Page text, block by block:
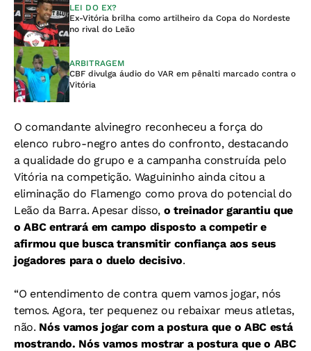
LEI DO EX?
Ex-Vitória brilha como artilheiro da Copa do Nordeste
no rival do Leão
ARBITRAGEM
CBF divulga áudio do VAR em pênalti marcado contra o
Vitória
O comandante alvinegro reconheceu a força do
elenco rubro-negro antes do confronto, destacando
a qualidade do grupo e a campanha construída pelo
Vitória na competição. Waguininho ainda citou a
eliminação do Flamengo como prova do potencial do
Leão da Barra.Apesar disso, o treinador garantiu que
o ABC entrará em campo disposto a competir e
afirmou que busca transmitir confiança aos seus
jogadores para o duelo decisivo.
“O entendimento de contra quem vamos jogar, nós
temos. Agora, ter pequenez ou rebaixar meus atletas,
não. Nós vamos jogar com a postura que o ABC está
mostrando. Nós vamos mostrar a postura que o ABC